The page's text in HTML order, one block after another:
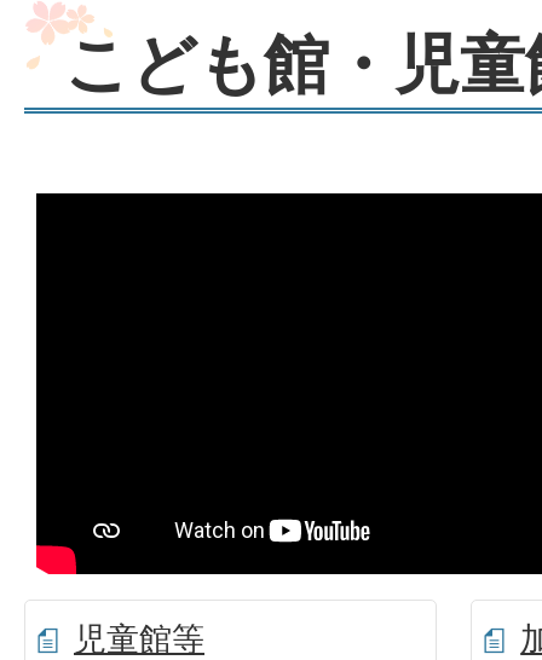
こども館・児童
児童館等